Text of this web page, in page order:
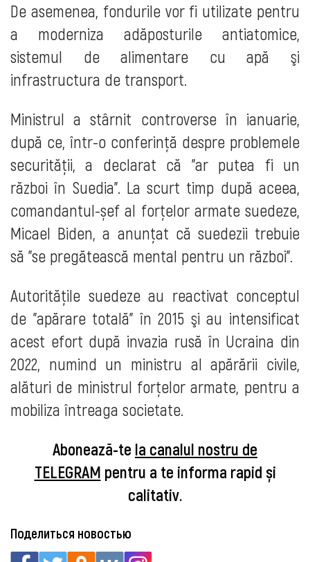
De asemenea, fondurile vor fi utilizate pentru
a moderniza adăposturile antiatomice,
sistemul de alimentare cu apă şi
infrastructura de transport.
Ministrul a stârnit controverse în ianuarie,
după ce, într-o conferință despre problemele
securității, a declarat că "ar putea fi un
război în Suedia". La scurt timp după aceea,
comandantul-șef al forțelor armate suedeze,
Micael Biden, a anunțat că suedezii trebuie
să "se pregătească mental pentru un război".
Autoritățile suedeze au reactivat conceptul
de "apărare totală" în 2015 şi au intensificat
acest efort după invazia rusă în Ucraina din
2022, numind un ministru al apărării civile,
alături de ministrul forțelor armate, pentru a
mobiliza întreaga societate.
Abonează-te la canalul nostru de
TELEGRAM pentru a te informa rapid și
calitativ.
Поделиться новостью